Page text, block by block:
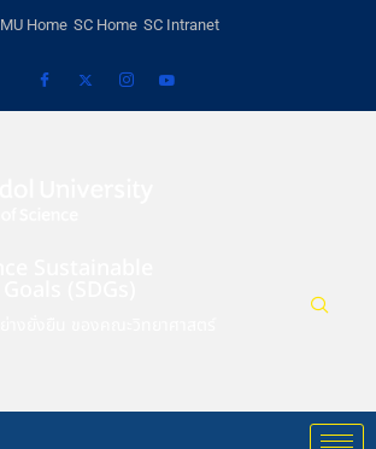
MU Home SC Home SC Intranet